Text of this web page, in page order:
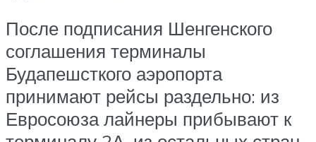
После подписания Шенгенского
соглашения терминалы
Будапешсткого аэропорта
принимают рейсы раздельно: из
Евросоюза лайнеры прибывают к